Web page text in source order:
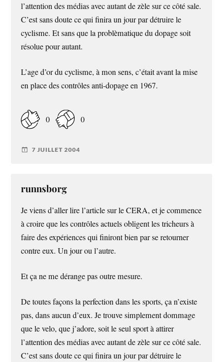
l’attention des médias avec autant de zèle sur ce côté sale.
C’est sans doute ce qui finira un jour par détruire le
cyclisme. Et sans que la problèmatique du dopage soit
résolue pour autant.
L’age d’or du cyclisme, à mon sens, c’était avant la mise
en place des contrôles anti-dopage en 1967.
0 0
7 JUILLET 2004
runnsborg
Je viens d’aller lire l’article sur le CERA, et je commence
à croire que les contrôles actuels obligent les tricheurs à
faire des expériences qui finiront bien par se retourner
contre eux. Un jour ou l’autre.
Et ça ne me dérange pas outre mesure.
De toutes façons la perfection dans les sports, ça n’existe
pas, dans aucun d’eux. Je trouve simplement dommage
que le velo, que j’adore, soit le seul sport à attirer
l’attention des médias avec autant de zèle sur ce côté sale.
C’est sans doute ce qui finira un jour par détruire le